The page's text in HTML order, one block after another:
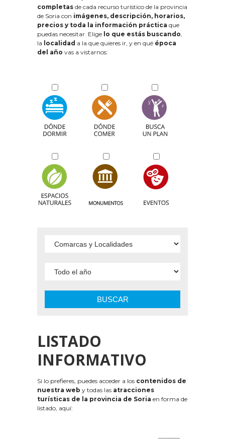
completas de cada recurso turístico de la provincia
de Soria con imágenes, descripción, horarios,
precios y toda la información práctica que
puedas necesitar. Elige lo que estás buscando,
la localidad a la que quieres ir, y en qué época
del año vas a vistarnos:
BUSCAR
LISTADO
INFORMATIVO
Si lo prefieres, puedes acceder a los contenidos de
nuestra web y todas las atracciones
turísticas de la provincia de Soria en forma de
listado, aquí: